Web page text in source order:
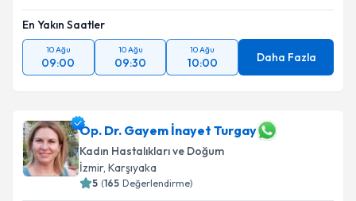
En Yakın Saatler
10 Ağu
09:00
10 Ağu
09:30
10 Ağu
10:00 Daha Fazla
Op. Dr. Gayem İnayet Turgay
Kadın Hastalıkları ve Doğum
İzmir, Karşıyaka
5 (165 Değerlendirme)